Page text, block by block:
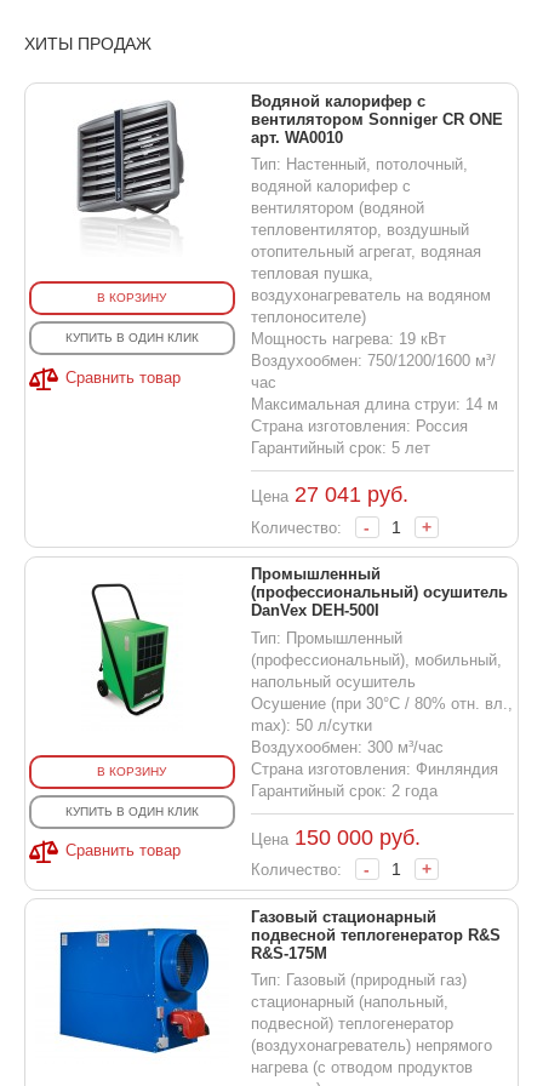
ХИТЫ ПРОДАЖ
В КОРЗИНУ
КУПИТЬ В ОДИН КЛИК
Сравнить товар
Водяной калорифер с
вентилятором Sonniger CR ONE
арт. WA0010
Тип: Настенный, потолочный,
водяной калорифер с
вентилятором (водяной
тепловентилятор, воздушный
отопительный агрегат, водяная
тепловая пушка,
воздухонагреватель на водяном
теплоносителе)
Мощность нагрева: 19 кВт
Воздухообмен: 750/1200/1600 м³/
час
Максимальная длина струи: 14 м
Страна изготовления: Россия
Гарантийный срок: 5 лет
Цена 27 041руб.
Количество: - +
В КОРЗИНУ
КУПИТЬ В ОДИН КЛИК
Сравнить товар
Промышленный
(профессиональный) осушитель
DanVex DEH-500I
Тип: Промышленный
(профессиональный), мобильный,
напольный осушитель
Осушение (при 30°С / 80% отн. вл.,
max): 50 л/сутки
Воздухообмен: 300 м³/час
Страна изготовления: Финляндия
Гарантийный срок: 2 года
Цена 150 000руб.
Количество: - +
Газовый стационарный
подвесной теплогенератор R&S
R&S-175M
Тип: Газовый (природный газ)
стационарный (напольный,
подвесной) теплогенератор
(воздухонагреватель) непрямого
нагрева (с отводом продуктов